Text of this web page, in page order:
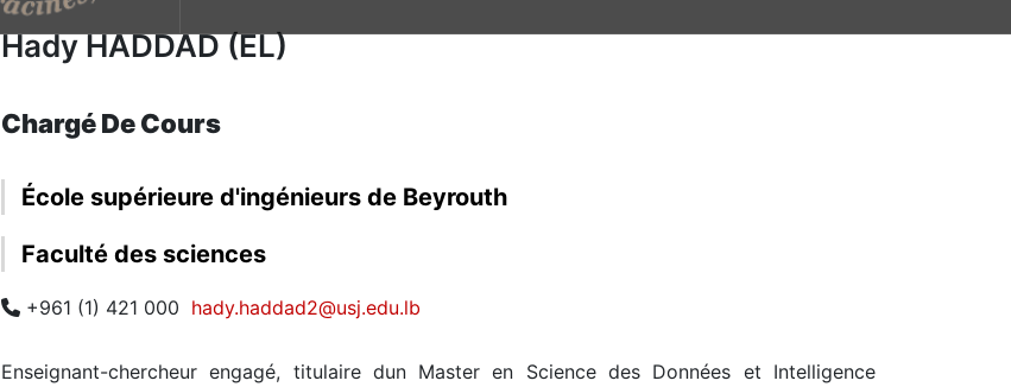
Hady HADDAD (EL)
Chargé De Cours
École supérieure d'ingénieurs de Beyrouth
Faculté des sciences
+961 (1) 421 000 hady.haddad2@usj.edu.lb
Enseignant-chercheur engagé, titulaire dun Master en Science des Données et Intelligence